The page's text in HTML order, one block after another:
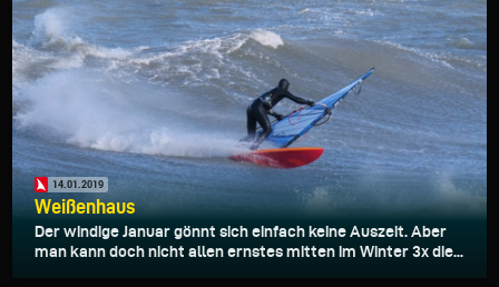
14.01.2019
Weißenhaus
Der windige Januar gönnt sich einfach keine Auszeit. Aber
man kann doch nicht allen ernstes mitten im Winter 3x die...